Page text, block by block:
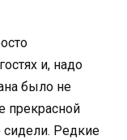
и, надо
было не
прекрасной
Редкие